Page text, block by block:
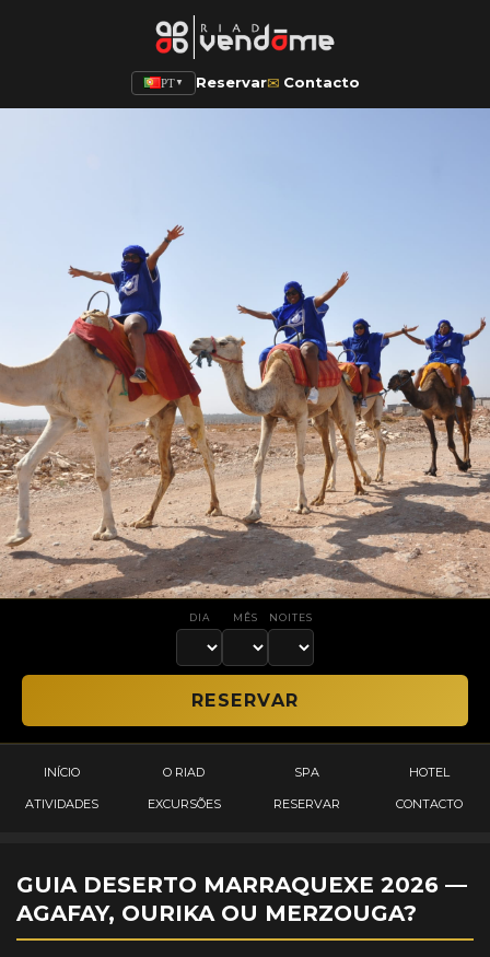
PT▼ Reservar✉ Contacto
DIA MÊS NOITES
INÍCIO O RIAD SPA HOTEL
ATIVIDADES EXCURSÕES RESERVAR CONTACTO
GUIA DESERTO MARRAQUEXE 2026 —
AGAFAY, OURIKA OU MERZOUGA?